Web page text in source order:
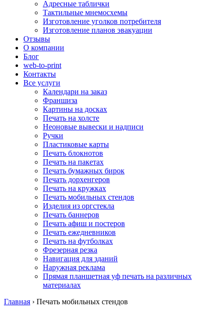
Адресные таблички
Тактильные мнемосхемы
Изготовление уголков потребителя
Изготовление планов эвакуации
Отзывы
О компании
Блог
web-to-print
Контакты
Все услуги
Календари на заказ
Франшиза
Картины на досках
Печать на холсте
Неоновые вывески и надписи
Ручки
Пластиковые карты
Печать блокнотов
Печать на пакетах
Печать бумажных бирок
Печать дорхенгеров
Печать на кружках
Печать мобильных стендов
Изделия из оргстекла
Печать баннеров
Печать афиш и постеров
Печать ежедневников
Печать на футболках
Фрезерная резка
Навигация для зданий
Наружная реклама
Прямая планшетная уф печать на различных
материалах
Главная › Печать мобильных стендов